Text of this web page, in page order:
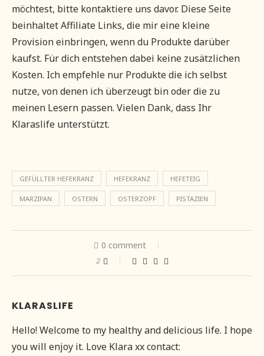
möchtest, bitte kontaktiere uns davor. Diese Seite
beinhaltet Affiliate Links, die mir eine kleine
Provision einbringen, wenn du Produkte darüber
kaufst. Für dich entstehen dabei keine zusätzlichen
Kosten. Ich empfehle nur Produkte die ich selbst
nutze, von denen ich überzeugt bin oder die zu
meinen Lesern passen. Vielen Dank, dass Ihr
Klaraslife unterstützt.
GEFÜLLTER HEFEKRANZ HEFEKRANZ HEFETEIG
MARZIPAN OSTERN OSTERZOPF PISTAZIEN
0 comment
2
KLARASLIFE
Hello! Welcome to my healthy and delicious life. I hope
you will enjoy it. Love Klara xx contact: